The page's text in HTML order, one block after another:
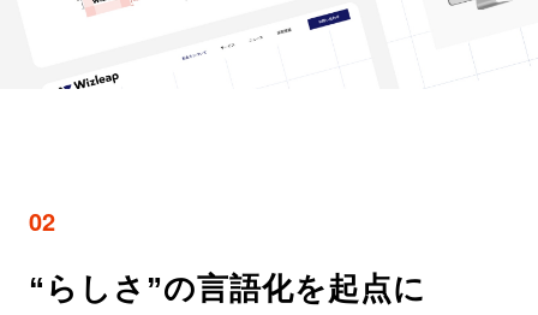
02
“らしさ”の言語化を起点に